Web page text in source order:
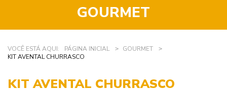
GOURMET
VOCÊ ESTÁ AQUI: PÁGINA INICIAL
GOURMET
KIT AVENTAL CHURRASCO
KIT AVENTAL CHURRASCO